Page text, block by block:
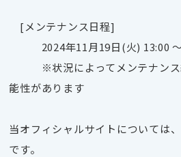
[メンテナンス日程]
2024年11月19日(火) 13:00 ～
※状況によってメンテナンス
能性があります
当オフィシャルサイトについては
です。